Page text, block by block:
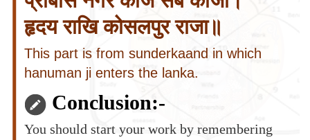
हृदय राखि कोसलपुर राजा॥
This part is from sunderkaand in which
hanuman ji enters the lanka.
Conclusion:-
You should start your work by remembering